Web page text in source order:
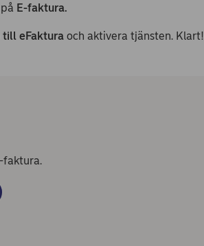
E-faktura.
till eFaktura och aktivera tjänsten. Klart!
faktura.